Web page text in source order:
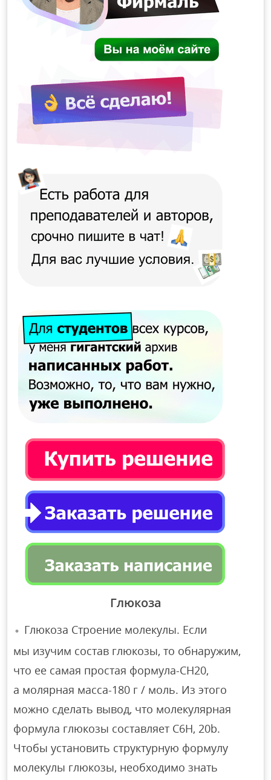
Глюкоза
Глюкоза Строение молекулы. Если
мы изучим состав глюкозы, то обнаружим,
что ее самая простая формула-CH20,
а молярная масса-180 г / моль. Из этого
можно сделать вывод, что молекулярная
формула глюкозы составляет C6H, 20b.
Чтобы установить структурную формулу
молекулы глюкозы, необходимо знать